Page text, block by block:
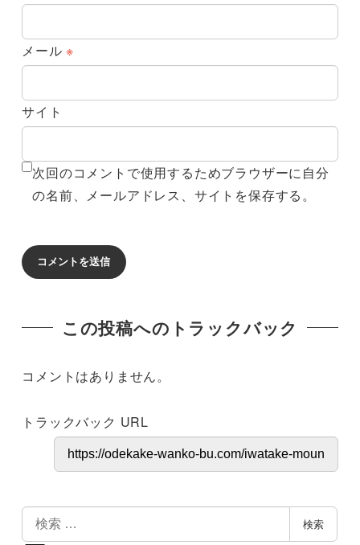
メール※
サイト
次回のコメントで使用するためブラウザーに自分
の名前、メールアドレス、サイトを保存する。
この投稿へのトラックバック
コメントはありません。
トラックバック URL
索
検索